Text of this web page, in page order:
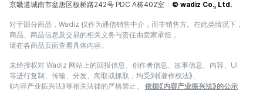
京畿道城南市盆唐区板桥路242号 PDC A栋402室
© wadiz Co., Ltd.
对于部分商品，Wadiz 仅作为通信销售中介，而非销售方。在此类情况下，
商品、商品信息及交易的相关义务与责任由卖家承担，
请在各商品页面查看具体内容。
未经授权对 Wadiz 网站上的回报信息、创作者信息、故事信息、内容、UI
等进行复制、传输、分发、爬取或抓取，均受到《著作权法》、
《内容产业振兴法》等相关法律的严格禁止。
依据《内容产业振兴法》的公示